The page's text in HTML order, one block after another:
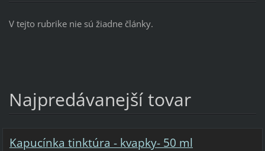
V tejto rubrike nie sú žiadne články.
Najpredávanejší tovar
Kapucínka tinktúra - kvapky- 50 ml